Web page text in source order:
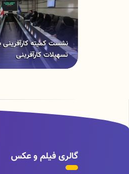
نشست کمیته کارآفرینی
تسهیلات کارآفرینی
گالری فیلم و عکس